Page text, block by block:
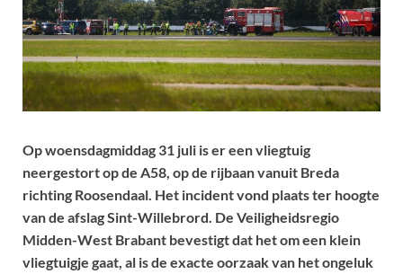
Op woensdagmiddag 31 juli is er een vliegtuig
neergestort op de A58, op de rijbaan vanuit Breda
richting Roosendaal. Het incident vond plaats ter hoogte
van de afslag Sint-Willebrord. De Veiligheidsregio
Midden-West Brabant bevestigt dat het om een klein
vliegtuigje gaat, al is de exacte oorzaak van het ongeluk